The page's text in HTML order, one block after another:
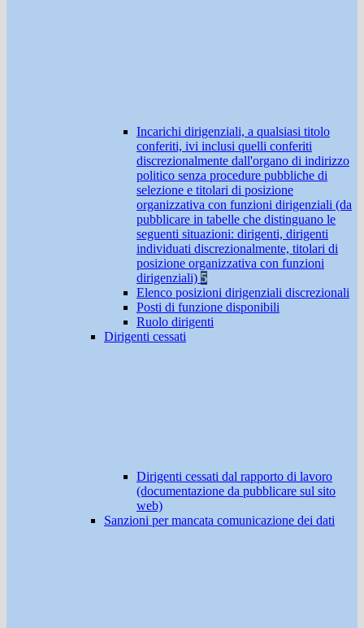
Incarichi dirigenziali, a qualsiasi titolo
conferiti, ivi inclusi quelli conferiti
discrezionalmente dall'organo di indirizzo
politico senza procedure pubbliche di
selezione e titolari di posizione
organizzativa con funzioni dirigenziali (da
pubblicare in tabelle che distinguano le
seguenti situazioni: dirigenti, dirigenti
individuati discrezionalmente, titolari di
posizione organizzativa con funzioni
dirigenziali) 5
Elenco posizioni dirigenziali discrezionali
Posti di funzione disponibili
Ruolo dirigenti
Dirigenti cessati
Dirigenti cessati dal rapporto di lavoro
(documentazione da pubblicare sul sito
web)
Sanzioni per mancata comunicazione dei dati